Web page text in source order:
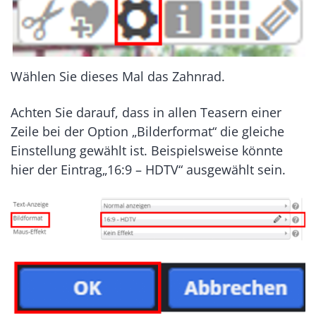
Wählen Sie dieses Mal das Zahnrad.
Achten Sie darauf, dass in allen Teasern einer
Zeile bei der Option „Bilderformat“ die gleiche
Einstellung gewählt ist. Beispielsweise könnte
hier der Eintrag„16:9 – HDTV“ ausgewählt sein.